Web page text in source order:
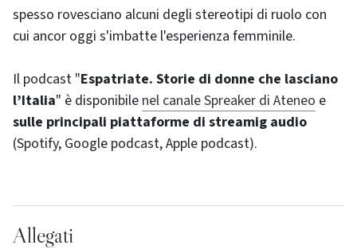
spesso rovesciano alcuni degli stereotipi di ruolo con
cui ancor oggi s'imbatte l'esperienza femminile.
Il podcast "Espatriate. Storie di donne che lasciano
l’Italia" è disponibile nel canale Spreaker di Ateneo e
sulle principali piattaforme di streamig audio
(Spotify, Google podcast, Apple podcast).
Allegati